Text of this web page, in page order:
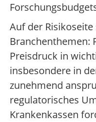
Auf der
Branchenthemen:
Preisdruck in
insbesondere in
zunehmend
regulatorisches
Krankenkassen